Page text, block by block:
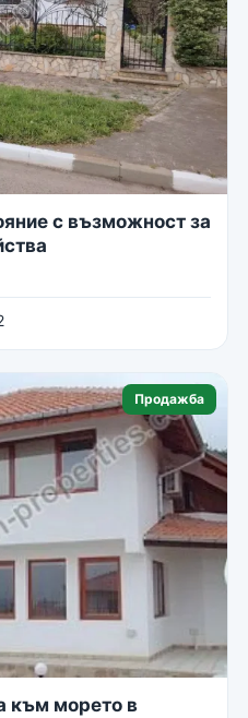
с възможност за
Продажба
към морето в